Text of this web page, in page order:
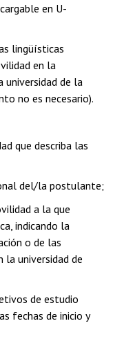
en U-
lingüísticas
en la
universidad de la
no es necesario).
que describa las
del/la postulante;
a la que
indicando la
o de las
la universidad de
de estudio
fechas de inicio y